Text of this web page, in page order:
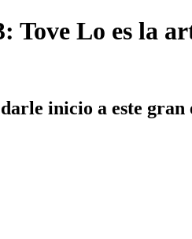
Tove Lo es la
inicio a este